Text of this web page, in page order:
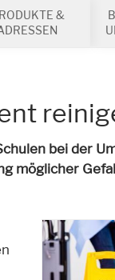
&
bei der
möglicher